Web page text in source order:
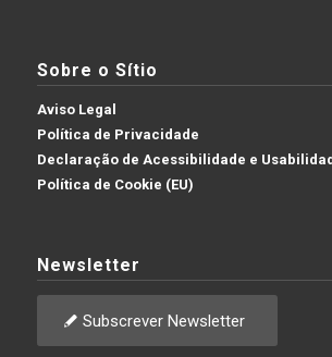
Sobre o Sítio
Aviso Legal
Política de Privacidade
Declaração de Acessibilidade e
Política de Cookie (EU)
Newsletter
Subscrever Newsletter